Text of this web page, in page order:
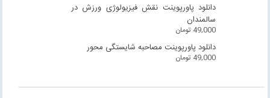
دانلود پاورپوینت نقش فیزیولوژی ورزش در
سالمندان
49,000 تومان
دانلود پاورپوینت مصاحبه شایستگی محور
49,000 تومان